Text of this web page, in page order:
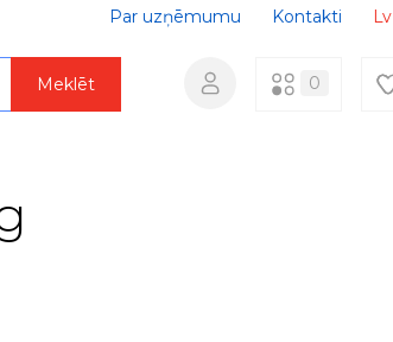
Par uzņēmumu Kontakti Lv
0
Meklēt